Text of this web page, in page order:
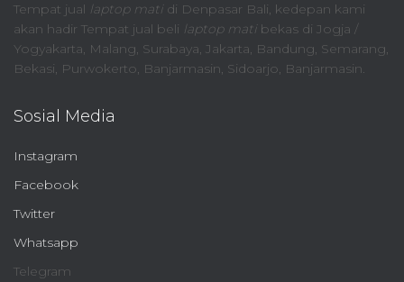
Tempat jual laptop matidi Denpasar Bali, kedepan kami
akan hadir Tempat jual beli laptop matibekas di Jogja /
Yogyakarta, Malang, Surabaya, Jakarta, Bandung, Semarang,
Bekasi, Purwokerto, Banjarmasin, Sidoarjo, Banjarmasin.
Sosial Media
Instagram
Facebook
Twitter
Whatsapp
Telegram